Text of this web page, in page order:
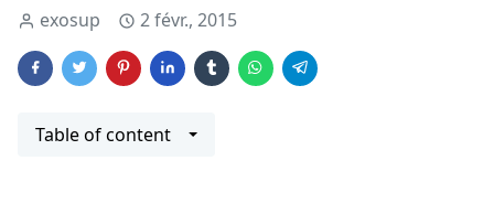
exosup 2 févr., 2015
Table of content